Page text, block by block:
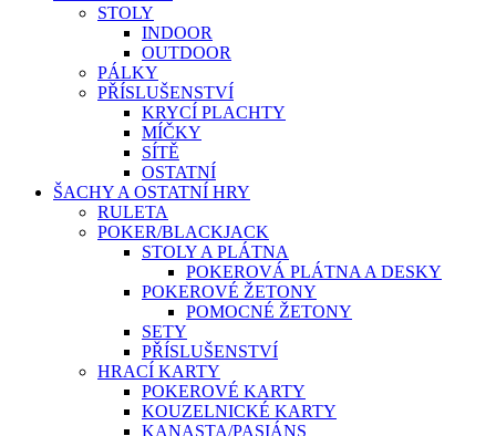
STOLY
INDOOR
OUTDOOR
PÁLKY
PŘÍSLUŠENSTVÍ
KRYCÍ PLACHTY
MÍČKY
SÍTĚ
OSTATNÍ
ŠACHY A OSTATNÍ HRY
RULETA
POKER/BLACKJACK
STOLY A PLÁTNA
POKEROVÁ PLÁTNA A DESKY
POKEROVÉ ŽETONY
POMOCNÉ ŽETONY
SETY
PŘÍSLUŠENSTVÍ
HRACÍ KARTY
POKEROVÉ KARTY
KOUZELNICKÉ KARTY
KANASTA/PASIÁNS